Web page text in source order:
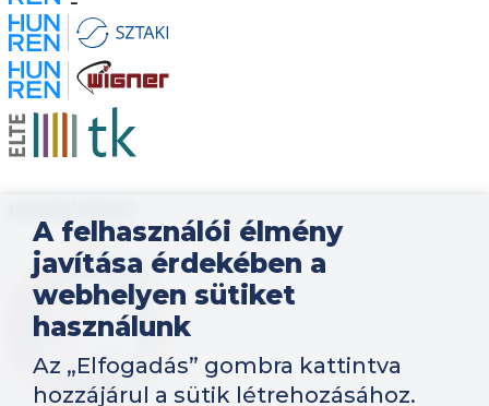
Kép
Kép
Kép
Kép
A felhasználói élmény
javítása érdekében a
webhelyen sütiket
használunk
Az „Elfogadás” gombra kattintva
hozzájárul a sütik létrehozásához.